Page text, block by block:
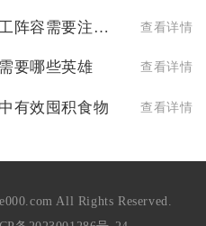
云顶之弈前期打工阵容需要注意哪些点 查看详情
要哪些英雄 查看详情
有效囤积食物 查看详情
All Rights Reserved.